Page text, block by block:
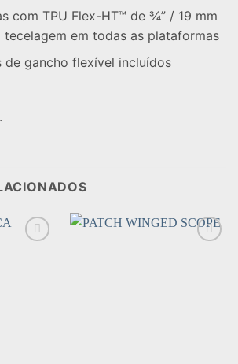
com TPU Flex-HT™ de ¾” / 19 mm
em todas as plataformas
de gancho flexível incluídos